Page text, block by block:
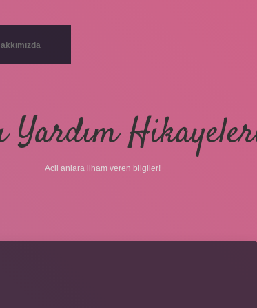
Yardım
Acil anlara ilham veren bilgiler!